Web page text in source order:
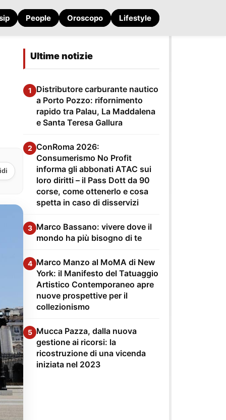
People Oroscopo Lifestyle
Ultime notizie
1
Distributore carburante nautico
a Porto Pozzo: rifornimento
rapido tra Palau, La Maddalena
e Santa Teresa Gallura
2 ConRoma 2026:
Consumerismo No Profit
informa gli abbonati ATAC sui
loro diritti – il Pass Dott da 90
corse, come ottenerlo e cosa
spetta in caso di disservizi
3 Marco Bassano: vivere dove il
mondo ha più bisogno di te
4 Marco Manzo al MoMA di New
York: il Manifesto del Tatuaggio
Artistico Contemporaneo apre
nuove prospettive per il
collezionismo
5 Mucca Pazza, dalla nuova
gestione ai ricorsi: la
ricostruzione di una vicenda
iniziata nel 2023